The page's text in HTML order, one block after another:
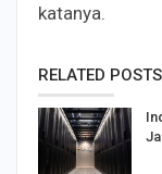
katanya.
RELATED POSTS